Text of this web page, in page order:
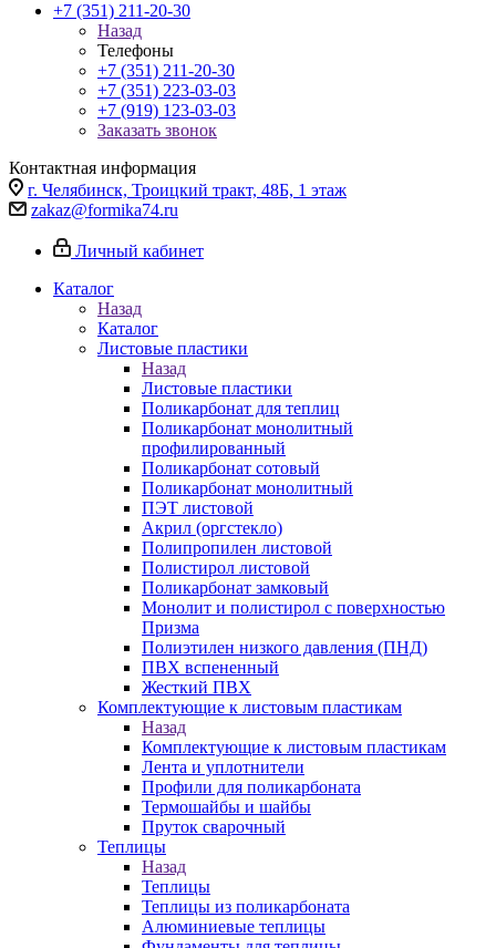
+7 (351) 211-20-30
Назад
Телефоны
+7 (351) 211-20-30
+7 (351) 223-03-03
+7 (919) 123-03-03
Заказать звонок
Контактная информация
г. Челябинск, Троицкий тракт, 48Б, 1 этаж
zakaz@formika74.ru
Личный кабинет
Каталог
Назад
Каталог
Листовые пластики
Назад
Листовые пластики
Поликарбонат для теплиц
Поликарбонат монолитный
профилированный
Поликарбонат сотовый
Поликарбонат монолитный
ПЭТ листовой
Акрил (оргстекло)
Полипропилен листовой
Полистирол листовой
Поликарбонат замковый
Монолит и полистирол с поверхностью
Призма
Полиэтилен низкого давления (ПНД)
ПВХ вспененный
Жесткий ПВХ
Комплектующие к листовым пластикам
Назад
Комплектующие к листовым пластикам
Лента и уплотнители
Профили для поликарбоната
Термошайбы и шайбы
Пруток сварочный
Теплицы
Назад
Теплицы
Теплицы из поликарбоната
Алюминиевые теплицы